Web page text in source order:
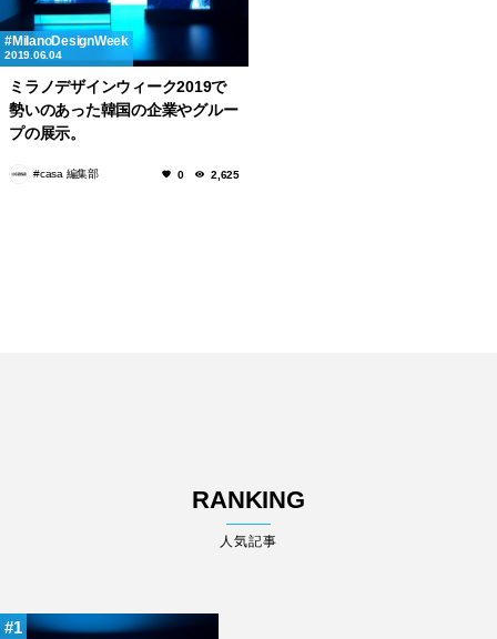
MilanoDesignWeek
2019.06.04
ミラノデザインウィーク2019で
勢いのあった韓国の企業やグルー
プの展示。
#casa 編集部 0 2,625
RANKING
人気記事
1